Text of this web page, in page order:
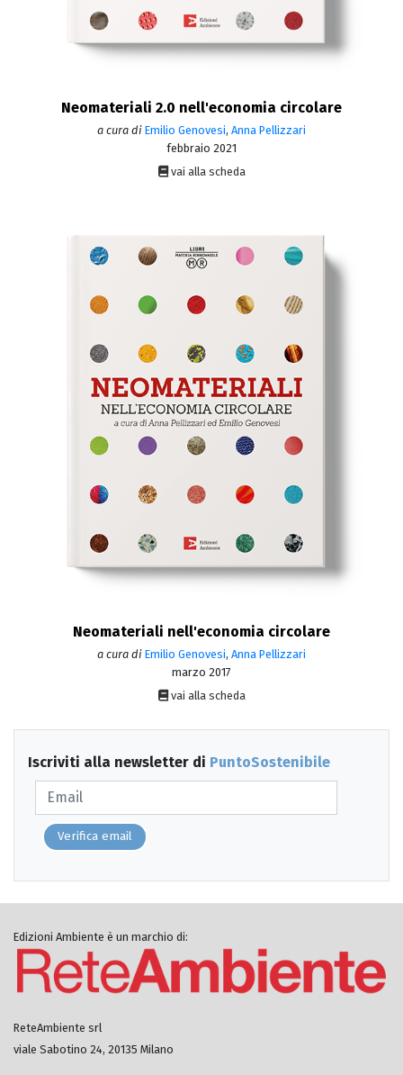
Neomateriali 2.0 nell'economia circolare
a cura di Emilio Genovesi, Anna Pellizzari
febbraio 2021
vai alla scheda
Neomateriali nell'economia circolare
a cura di Emilio Genovesi, Anna Pellizzari
marzo 2017
vai alla scheda
Iscriviti alla newsletter di PuntoSostenibile
Verifica email
Edizioni Ambiente è un marchio di:
ReteAmbiente srl
viale Sabotino 24, 20135 Milano